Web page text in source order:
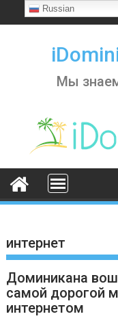
to
Мы
интернет
Доминикана
самой дорогой
интернетом
Russian